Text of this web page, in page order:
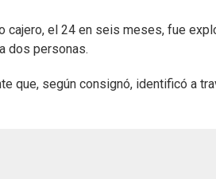
el 24 en seis meses, fue
dos personas.
que, según consignó, identificó a